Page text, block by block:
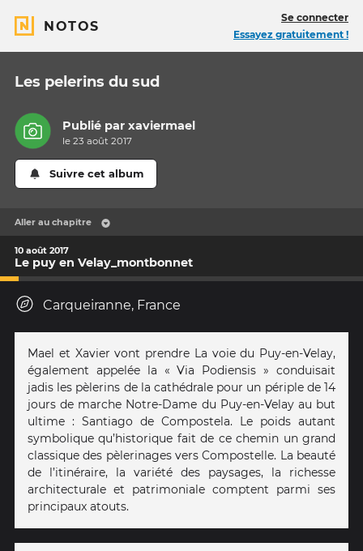
NOTOS
Se connecter
Essayez gratuitement !
Les pelerins du sud
Publié parxaviermael
le 23 août 2017
Suivre cet album
Aller au chapitre
10 août 2017
Le puy en Velay_montbonnet
Carqueiranne, France
Mael et Xavier vont prendre La voie du Puy-en-Velay,
également appelée la « Via Podiensis » conduisait
jadis les pèlerins de la cathédrale pour un périple de 14
jours de marche Notre-Dame du Puy-en-Velay au but
ultime : Santiago de Compostela. Le poids autant
symbolique qu’historique fait de ce chemin un grand
classique des pèlerinages vers Compostelle. La beauté
de l’itinéraire, la variété des paysages, la richesse
architecturale et patrimoniale comptent parmi ses
principaux atouts.